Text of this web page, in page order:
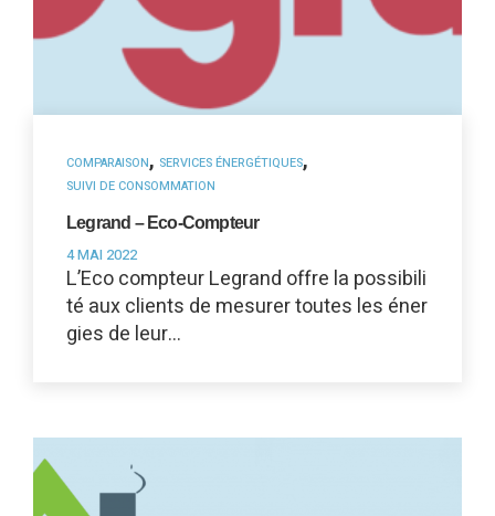
COMPARAISON, SERVICES ÉNERGÉTIQUES,
SUIVI DE CONSOMMATION
Legrand – Eco-Compteur
4 MAI 2022
L’Eco compteur Legrand offre la possibili
té aux clients de mesurer toutes les éner
gies de leur…